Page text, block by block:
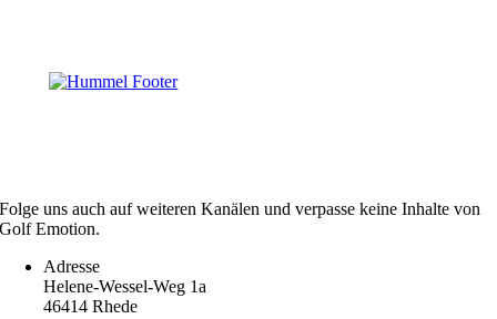
Folge uns auch auf weiteren Kanälen und verpasse keine Inhalte von
Golf Emotion.
Adresse
Helene-Wessel-Weg 1a
46414 Rhede